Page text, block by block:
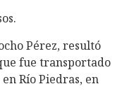
Pérez, resultó
fue transportado
Río Piedras, en